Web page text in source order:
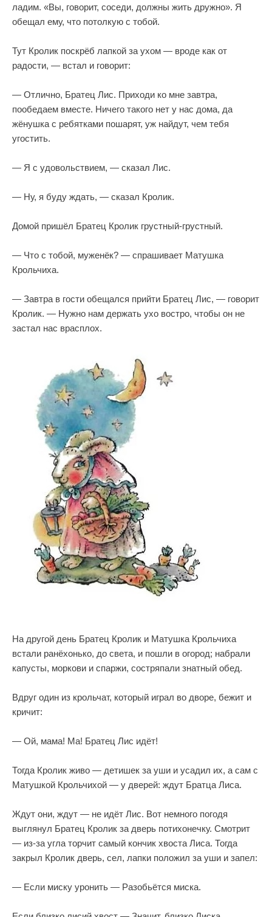
ладим. «Вы, говорит, соседи, должны жить дружно». Я
обещал ему, что потолкую с тобой.
Тут Кролик поскрёб лапкой за ухом — вроде как от
радости, — встал и говорит:
— Отлично, Братец Лис. Приходи ко мне завтра,
пообедаем вместе. Ничего такого нет у нас дома, да
жёнушка с ребятками пошарят, уж найдут, чем тебя
угостить.
— Я с удовольствием, — сказал Лис.
— Ну, я буду ждать, — сказал Кролик.
Домой пришёл Братец Кролик грустный-грустный.
— Что с тобой, муженёк? — спрашивает Матушка
Крольчиха.
— Завтра в гости обещался прийти Братец Лис, — говорит
Кролик. — Нужно нам держать ухо востро, чтобы он не
застал нас врасплох.
На другой день Братец Кролик и Матушка Крольчиха
встали ранёхонько, до света, и пошли в огород; набрали
капусты, моркови и спаржи, состряпали знатный обед.
Вдруг один из крольчат, который играл во дворе, бежит и
кричит:
— Ой, мама! Ма! Братец Лис идёт!
Тогда Кролик живо — детишек за уши и усадил их, а сам с
Матушкой Крольчихой — у дверей: ждут Братца Лиса.
Ждут они, ждут — не идёт Лис. Вот немного погодя
выглянул Братец Кролик за дверь потихонечку. Смотрит
— из-за угла торчит самый кончик хвоста Лиса. Тогда
закрыл Кролик дверь, сел, лапки положил за уши и запел:
— Если миску уронить — Разобьётся миска.